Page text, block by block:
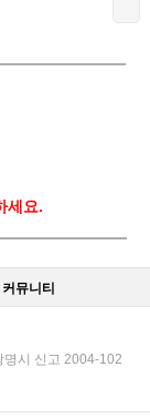
세요.
커뮤니티
명시 신고 2004-102